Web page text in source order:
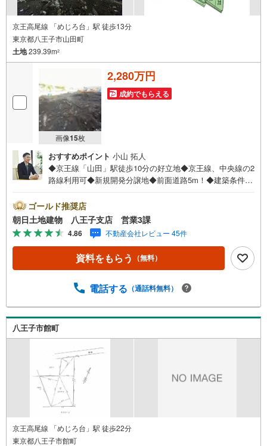
京王高尾線 「めじろ台」駅 徒歩13分
東京都八王子市山田町
土地239.39m2
画像15枚
2,280万円
成約でもらえる
おすすめポイント 小山 拓人
◆京王線「山田」駅徒歩10分の好立地◆京王線、中央線の2
路線利用可◆新規開発分譲地◆前面道路5m！◆建築条件な
宅街◆緑豊かな住環境※バザール会場には、ベビーベッド
や キッズスペースをご用意しております。 小さなお子
様連れでも、安心してご来場ください！資料請求、住宅ロ
ーンのご相談などお気軽にお問合せください！スタッフ25
名でお客様がご覧になったことのない情報を多数ご用意し
ております。インターネット、チラシなどに掲載できない
す。 担当営業へご希望をお伝えください！■ご案内方法ご
社など、ご相談ください。ご希望があれば周辺環境、お客
様の希望に合わせた物件などもご案内をいたします。お住
まい探しは朝日土地建物（株）八王子店 営業1課にお任せ
ゴールド推奨店
朝日土地建物 八王子支店 営業3課
4.86 不動産会社レビュー 45件
資料をもらう （無料）
電話する （通話料無料）
八王子市館町
京王高尾線 「めじろ台」駅 徒歩22分
東京都八王子市館町